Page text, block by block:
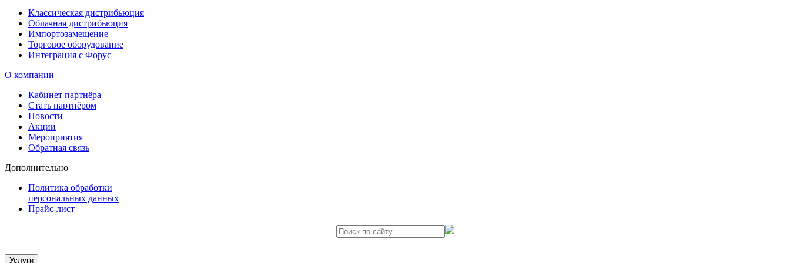
Классическая дистрибьюция
Облачная дистрибьюция
Импортозамещение
Торговое оборудование
Интеграция с Форус
О компании
Кабинет партнёра
Стать партнёром
Новости
Акции
Мероприятия
Обратная связь
Дополнительно
Политика обработки
персональных данных
Прайс-лист
Услуги